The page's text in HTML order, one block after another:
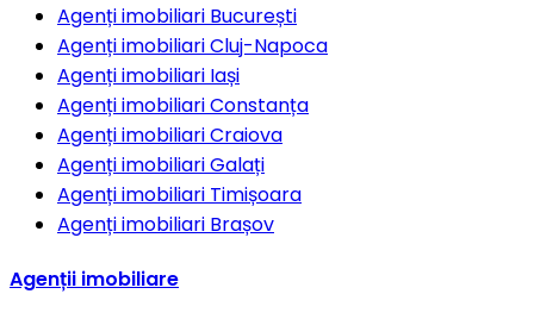
Agenți imobiliari București
Agenți imobiliariCluj-Napoca
Agenți imobiliari Iași
Agenți imobiliariConstanța
Agenți imobiliariCraiova
Agenți imobiliariGalați
Agenți imobiliari Timișoara
Agenți imobiliari Brașov
Agenții imobiliare